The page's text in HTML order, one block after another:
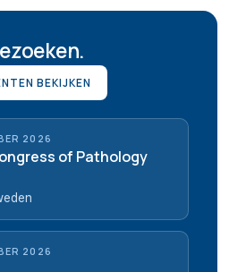
BEKIJKEN
2026
of Pathology
2026